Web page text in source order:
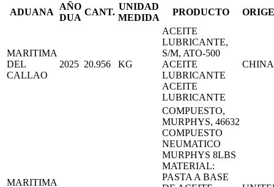
ADUANA
AÑO
DUA
CANT.
UNIDAD
MEDIDA
PRODUCTO
MARITIMA
DEL
CALLAO
2025 20.956 KG
ACEITE
LUBRICANTE,
S/M, ATO-500
ACEITE
LUBRICANTE
ACEITE
LUBRICANTE
CHINA
MARITIMA
COMPUESTO,
MURPHYS, 46632
COMPUESTO
NEUMATICO
MURPHYS 8LBS
MATERIAL:
PASTA A BASE